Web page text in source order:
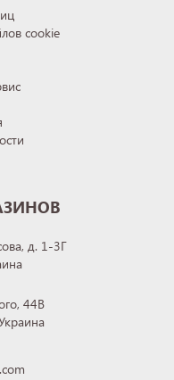
cookie
д. 1-3Г
44В